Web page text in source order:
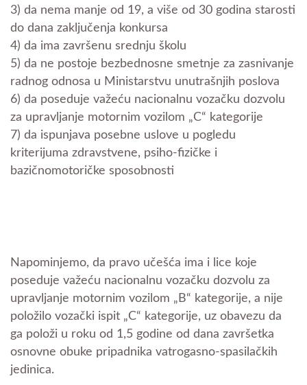
3) da nema manje od 19, a više od 30 godina starosti
do dana zaključenja konkursa
4) da ima završenu srednju školu
5) da ne postoje bezbednosne smetnje za zasnivanje
radnog odnosa u Ministarstvu unutrašnjih poslova
6) da poseduje važeću nacionalnu vozačku dozvolu
za upravljanje motornim vozilom „C“ kategorije
7) da ispunjava posebne uslove u pogledu
kriterijuma zdravstvene, psiho-fizičke i
bazičnomotoričke sposobnosti
Napominjemo, da pravo učešća ima i lice koje
poseduje važeću nacionalnu vozačku dozvolu za
upravljanje motornim vozilom „B“ kategorije, a nije
položilo vozački ispit „C“ kategorije, uz obavezu da
ga položi u roku od 1,5 godine od dana završetka
osnovne obuke pripadnika vatrogasno-spasilačkih
jedinica.